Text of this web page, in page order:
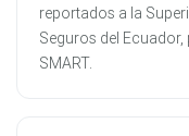
reportados a la
Seguros del
SMART.